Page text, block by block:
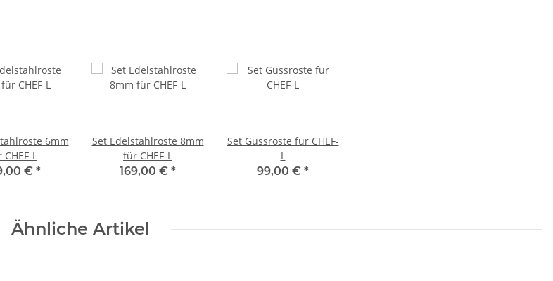
6mm
L
€ *
Set Edelstahlroste 8mm
für CHEF-L
169,00 € *
Set Gussroste für CHEF-
L
99,00 € *
Ähnliche Artikel